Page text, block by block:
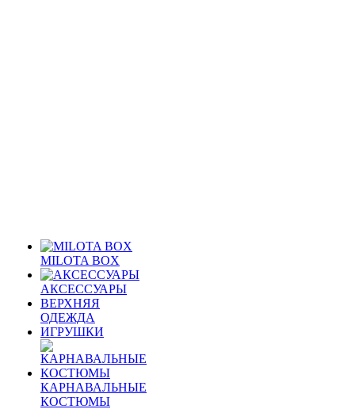
MILOTA BOX
АКСЕССУАРЫ
ВЕРХНЯЯ
ОДЕЖДА
ИГРУШКИ
КАРНАВАЛЬНЫЕ
КОСТЮМЫ